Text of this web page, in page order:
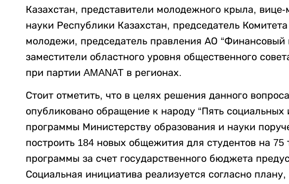
Казахстан, представители молодежного крыла,
науки Республики Казахстан, председатель
молодежи, председатель правления АО “Финансовый
заместители областного уровня общественного
при партии AMANAT в регионах.
Стоит отметить, что в целях решения данного
опубликовано обращение к народу “Пять социальных
программы Министерству образования и науки
построить 184 новых общежития для студентов на
программы за счет государственного бюджета
Социальная инициатива реализуется согласно плану,